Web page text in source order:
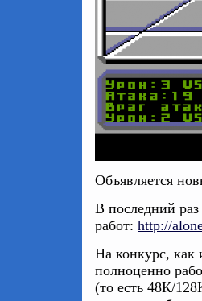
Объявляется
В последний раз
работ: http://
На конкурс,
полноценно
(то есть 48К/